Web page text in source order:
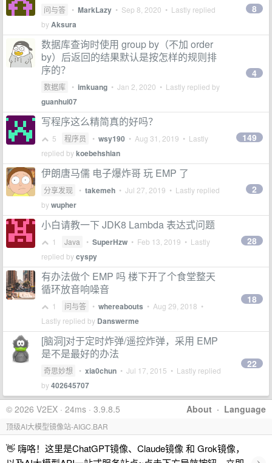
问与答 • MarkLazy • Sep 8, 2020 • Lastly replied
byAksura
8
数据库查询时使用 group by（不加 order
by）后返回的结果默认是按怎样的规则排
序的？
数据库 • imkuang • Jan 2, 2020 • Lastly replied by
guanhui07
4
写程序这么精简真的好吗？
5 程序员 • wsy190 • Aug 31, 2019 • Lastly
replied bykoebehshian
149
伊朗唐马儒 电子爆炸哥 玩 EMP 了
分享发现 • takemeh • Jul 27, 2019 • Lastly replied
bywupher
2
小白请教一下 JDK8 Lambda 表达式问题
1 Java • SuperHzw • Feb 13, 2019 • Lastly
replied bycyspy
28
有办法做个 EMP 吗 楼下开了个食堂整天
循环放音响噪音
1 问与答 • whereabouts • Aug 29, 2018 •
Lastly replied by Danswerme
18
[脑洞]对于定时炸弹/遥控炸弹，采用 EMP
是不是最好的办法
奇思妙想 • xia0chun • Jul 17, 2015 • Lastly replied
by402645707
22
About · Language
© 2026 V2EX · 24ms · 3.9.8.5
顶级AI大模型镜像站-AIGC.BAR
👋 嗨咯！这里是ChatGPT镜像、Claude镜像 和 Grok镜像，